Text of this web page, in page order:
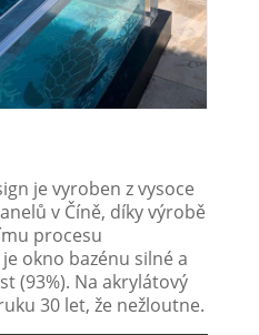
je vyroben z vysoce
v Číně, díky výrobě
procesu
okno bazénu silné a
(93%). Na akrylátový
30 let, že nežloutne.